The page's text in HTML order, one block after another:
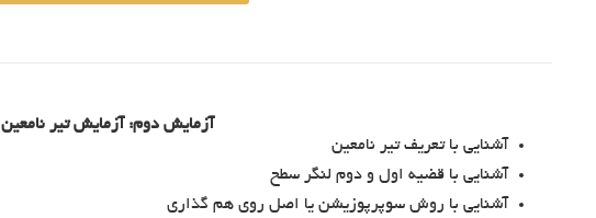
آزمایش دوم: آزمایش تیر نامعین
آشنایی با تعریف تیر نامعین
آشنایی با قضیه اول و دوم لنگر سطح
آشنایی با روش سوپرپوزیشن یا اصل روی هم گذاری